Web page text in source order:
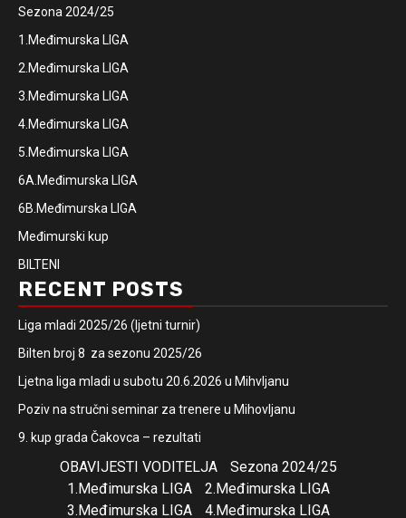
Sezona 2024/25
1.Međimurska LIGA
2.Međimurska LIGA
3.Međimurska LIGA
4.Međimurska LIGA
5.Međimurska LIGA
6A.Međimurska LIGA
6B.Međimurska LIGA
Međimurski kup
BILTENI
RECENT POSTS
Liga mladi 2025/26 (ljetni turnir)
Bilten broj 8 za sezonu 2025/26
Ljetna liga mladi u subotu 20.6.2026 u Mihvljanu
Poziv na stručni seminar za trenere u Mihovljanu
9. kup grada Čakovca – rezultati
OBAVIJESTI VODITELJA
Sezona 2024/25
1.Međimurska LIGA
2.Međimurska LIGA
3.Međimurska LIGA
4.Međimurska LIGA